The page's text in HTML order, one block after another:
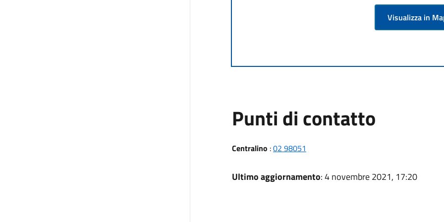
Visualizza in
Punti di contatto
Centralino :02 98051
Ultimo aggiornamento: 4 novembre 2021, 17:20